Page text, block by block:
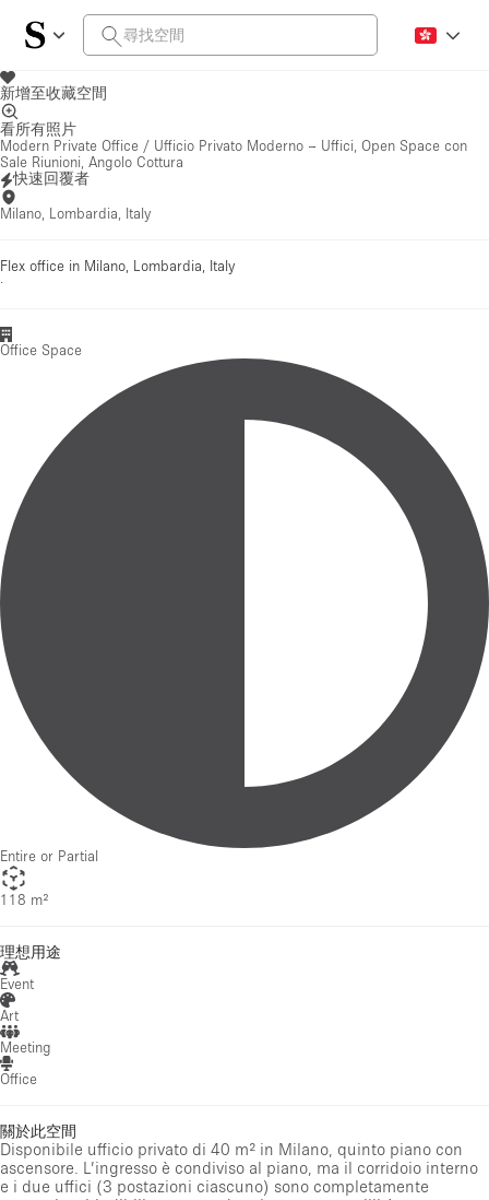
新增至收藏空間
看所有照片
Modern Private Office / Ufficio Privato Moderno – Uffici, Open Space con
Sale Riunioni, Angolo Cottura
快速回覆者
Milano, Lombardia, Italy
Flex office in Milano, Lombardia, Italy
·
Office Space
Entire or Partial
118 m²
理想用途
Event
Art
Meeting
Office
關於此空間
Disponibile ufficio privato di 40 m² in Milano, quinto piano con
ascensore. L’ingresso è condiviso al piano, ma il corridoio interno
e i due uffici (3 postazioni ciascuno) sono completamente